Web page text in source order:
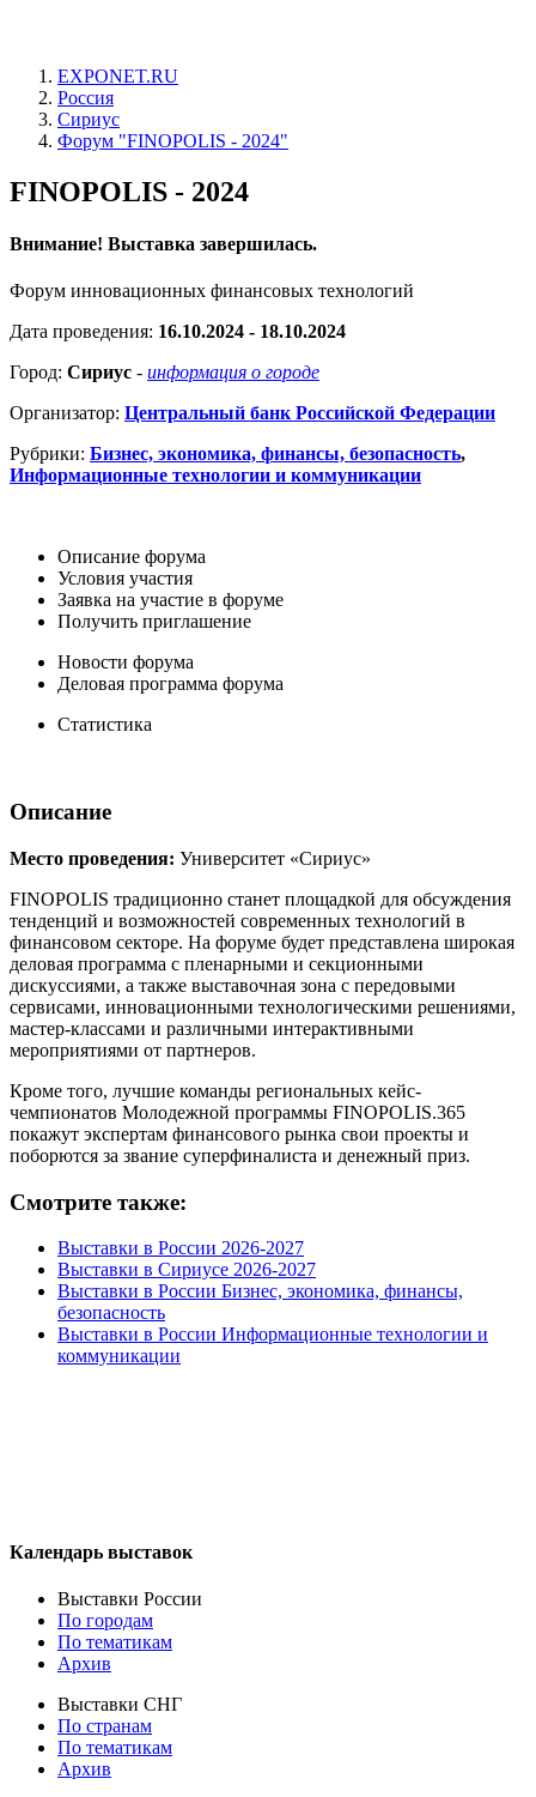
EXPONET.RU
Россия
Сириус
Форум "FINOPOLIS - 2024"
FINOPOLIS - 2024
Внимание! Выставка завершилась.
Форум инновационных финансовых технологий
Дата проведения: 16.10.2024 - 18.10.2024
Город: Сириус - информация о городе
Организатор: Центральный банк Российской Федерации
Рубрики: Бизнес, экономика, финансы, безопасность,
Информационные технологии и коммуникации
Описание форума
Условия участия
Заявка на участие в форуме
Получить приглашение
Новости форума
Деловая программа форума
Статистика
Описание
Место проведения: Университет «Сириус»
FINOPOLIS традиционно станет площадкой для обсуждения
тенденций и возможностей современных технологий в
финансовом секторе. На форуме будет представлена широкая
деловая программа с пленарными и секционными
дискуссиями, а также выставочная зона с передовыми
сервисами, инновационными технологическими решениями,
мастер-классами и различными интерактивными
мероприятиями от партнеров.
Кроме того, лучшие команды региональных кейс-
чемпионатов Молодежной программы FINOPOLIS.365
покажут экспертам финансового рынка свои проекты и
поборются за звание суперфиналиста и денежный приз.
Смотрите также:
Выставки в России 2026-2027
Выставки в Сириусе 2026-2027
Выставки в России Бизнес, экономика, финансы,
безопасность
Выставки в России Информационные технологии и
коммуникации
Календарь выставок
Выставки России
По городам
По тематикам
Архив
Выставки СНГ
По странам
По тематикам
Архив